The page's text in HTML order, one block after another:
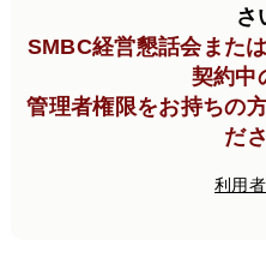
さ
SMBC経営懇話会また
契約中
管理者権限をお持ちの
だ
利用